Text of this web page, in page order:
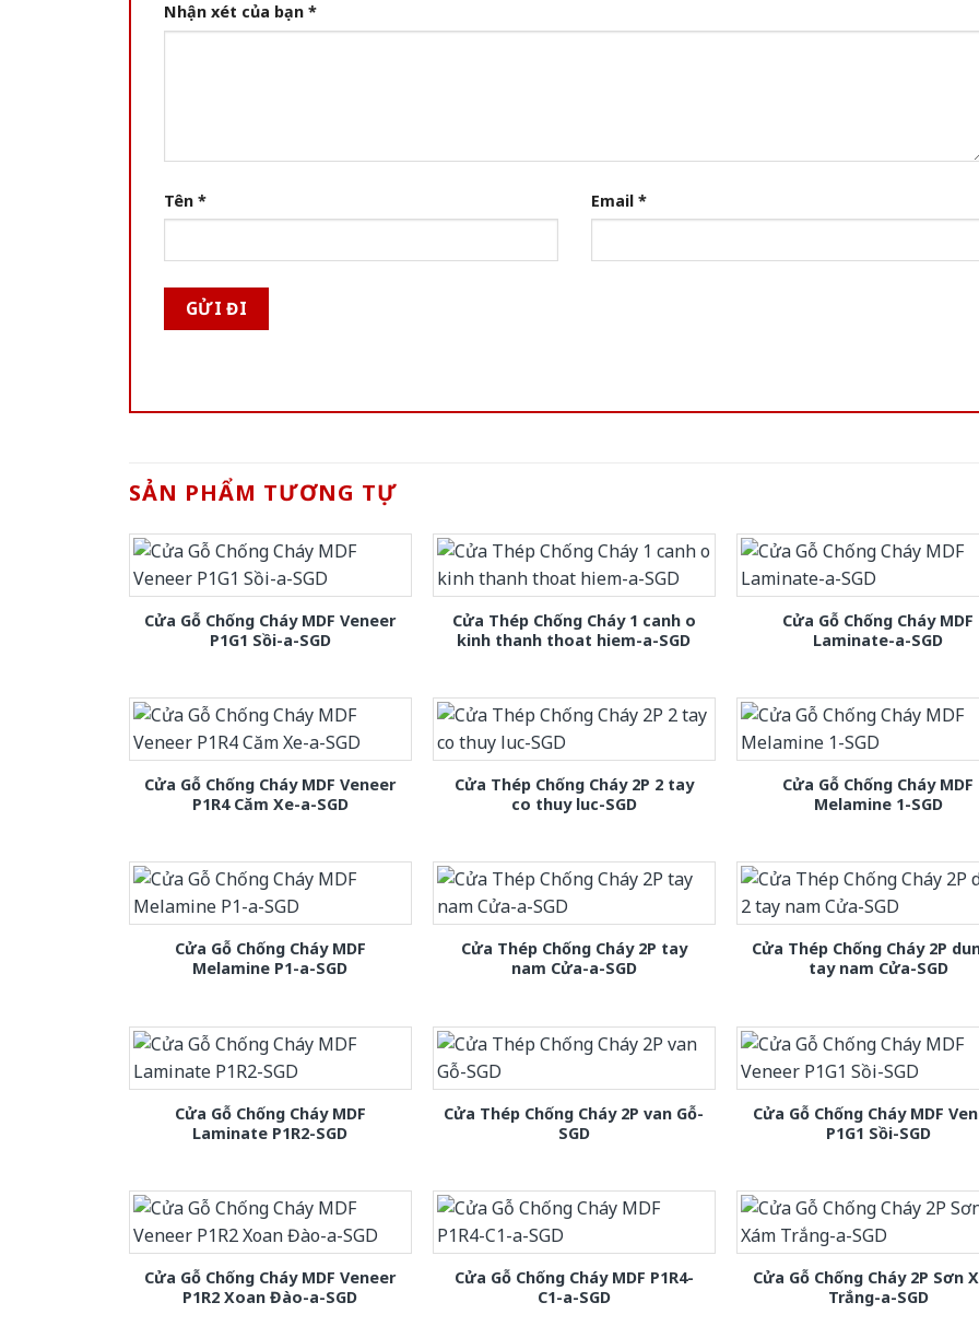
Nhận xét của bạn *
Tên * Email *
SẢN PHẨM TƯƠNG TỰ
Cửa Gỗ Chống Cháy MDF Veneer
P1G1 Sồi-a-SGD
Cửa Thép Chống Cháy 1 canh o
kinh thanh thoat hiem-a-SGD
Cửa Gỗ Chống Cháy MDF
Laminate-a-SGD
Cửa Gỗ Chống Cháy MDF Veneer
P1R4 Căm Xe-a-SGD
Cửa Thép Chống Cháy 2P 2 tay
co thuy luc-SGD
Cửa Gỗ Chống Cháy MDF
Melamine 1-SGD
Cửa Gỗ Chống Cháy MDF
Melamine P1-a-SGD
Cửa Thép Chống Cháy 2P tay
nam Cửa-a-SGD
Cửa Thép Chống Cháy 2P
tay nam Cửa-SGD
Cửa Gỗ Chống Cháy MDF
Laminate P1R2-SGD
Cửa Thép Chống Cháy 2P van Gỗ-
SGD
Cửa Gỗ Chống Cháy MDF
P1G1 Sồi-SGD
Cửa Gỗ Chống Cháy MDF Veneer
P1R2 Xoan Đào-a-SGD
Cửa Gỗ Chống Cháy MDF P1R4-
C1-a-SGD
Cửa Gỗ Chống Cháy 2P Sơn
Trắng-a-SGD